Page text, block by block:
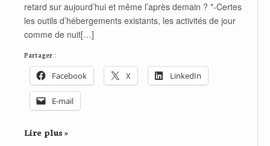
retard sur aujourd’hui et même l’après demain ? *-Certes
les outils d’hébergements existants, les activités de jour
comme de nuit[…]
Partager :
Facebook X LinkedIn
E-mail
Lire plus »